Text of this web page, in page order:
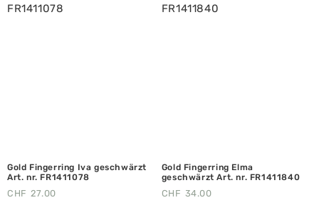
Gold Fingerring Iva geschwärzt
Art. nr. FR1411078
CHF 27.00
Gold Fingerring Elma
geschwärzt Art. nr. FR1411840
CHF 34.00